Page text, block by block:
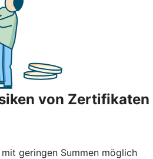
von
geringen Summen möglich